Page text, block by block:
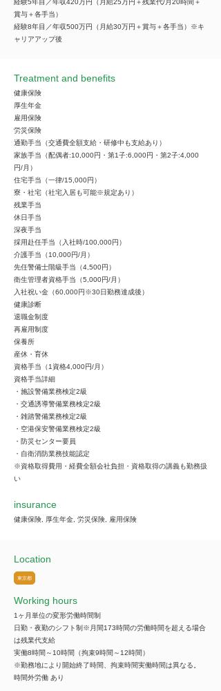
経験5年目／年収420万円（月給25万円＋残業代/月20時間＋
賞与＋各手当）
経験8年目／年収500万円（月給30万円＋賞与＋各手当）※キ
ャリアアップ後
Treatment and benefits
健康保険
厚生年金
雇用保険
労災保険
通勤手当（交通費全額支給・研修中も支給あり）
家族手当（配偶者:10,000円・第1子:6,000円・第2子:4,000
円/月）
住宅手当（一律/15,000円）
寮・社宅（社宅入居も可能※規定あり）
残業手当
休日手当
深夜手当
採用赴任手当（入社時/100,000円）
介護手当（10,000円/月）
先任警備士階級手当（4,500円）
衛生管理者資格手当（5,000円/月）
入社祝い金（60,000円※30日勤務達成後）
健康診断
退職金制度
再雇用制度
保養所
産休・育休
資格手当（1資格4,000円/月）
資格手当詳細
・施設警備業務検定2級
・交通誘導警備業務検定2級
・雑踏警備業務検定2級
・空港保安警備業務検定2級
・防災センター要員
・自衛消防業務技能認定
※資格取得費用・経費全額会社負担・資格取得の講義も勤務扱
い
insurance
健康保険, 厚生年金, 労災保険, 雇用保険
Location
東京都
Working hours
1ヶ月単位の変形労働時間制
日勤・夜勤のシフト制※月間173時間の労働時間を超える場合
は残業代支給
実働8時間～10時間（拘束9時間～12時間）
※勤務地により開始終了時間、拘束時間実働時間は異なる。
時間外労働 あり